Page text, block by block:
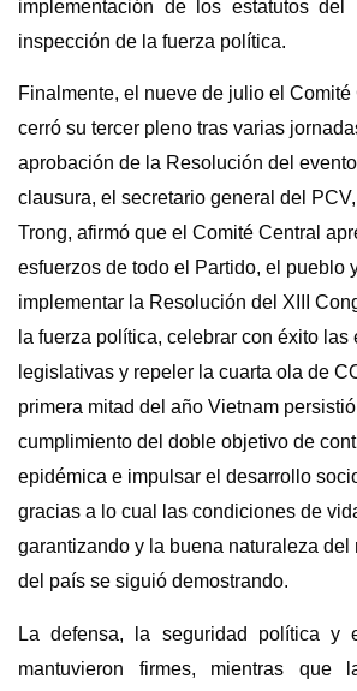
implementación de los estatutos
inspección de la fuerza política.
Finalmente, el nueve de julio el
cerró su tercer pleno tras varias
aprobación de la Resolución del
clausura, el secretario general del
Trong, afirmó que el Comité Central
esfuerzos de todo el Partido, el pueblo
implementar la Resolución del XIII
la fuerza política, celebrar con éxito las
legislativas y repeler la cuarta ola de
primera mitad del año Vietnam persistió
cumplimiento del doble objetivo de
epidémica e impulsar el desarrollo
gracias a lo cual las condiciones de
garantizando y la buena naturaleza del
del país se siguió demostrando.
La defensa, la seguridad política y
mantuvieron firmes, mientras que